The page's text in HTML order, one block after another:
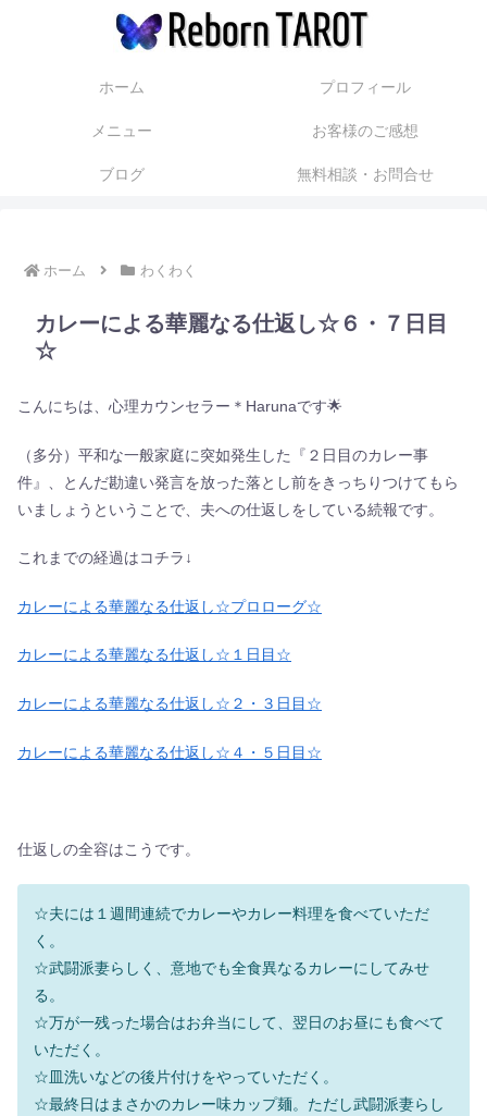
ホーム プロフィール
メニュー お客様のご感想
ブログ 無料相談・お問合せ
ホーム わくわく
カレーによる華麗なる仕返し☆６・７日目
☆
こんにちは、心理カウンセラー＊Harunaです🌟
（多分）平和な一般家庭に突如発生した『２日目のカレー事
件』、とんだ勘違い発言を放った落とし前をきっちりつけてもら
いましょうということで、夫への仕返しをしている続報です。
これまでの経過はコチラ↓
カレーによる華麗なる仕返し☆プロローグ☆
カレーによる華麗なる仕返し☆１日目☆
カレーによる華麗なる仕返し☆２・３日目☆
カレーによる華麗なる仕返し☆４・５日目☆
仕返しの全容はこうです。
☆夫には１週間連続でカレーやカレー料理を食べていただ
く。
☆武闘派妻らしく、意地でも全食異なるカレーにしてみせ
る。
☆万が一残った場合はお弁当にして、翌日のお昼にも食べて
いただく。
☆皿洗いなどの後片付けをやっていただく。
☆最終日はまさかのカレー味カップ麺。ただし武闘派妻らし